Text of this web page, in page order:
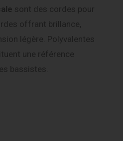
sont des cordes pour
offrant brillance,
légère. Polyvalentes
une référence
bassistes.